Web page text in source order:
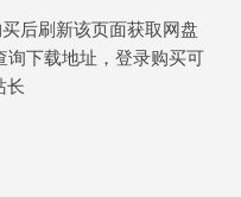
后刷新该页面获取网盘
询下载地址，登录购买可
长